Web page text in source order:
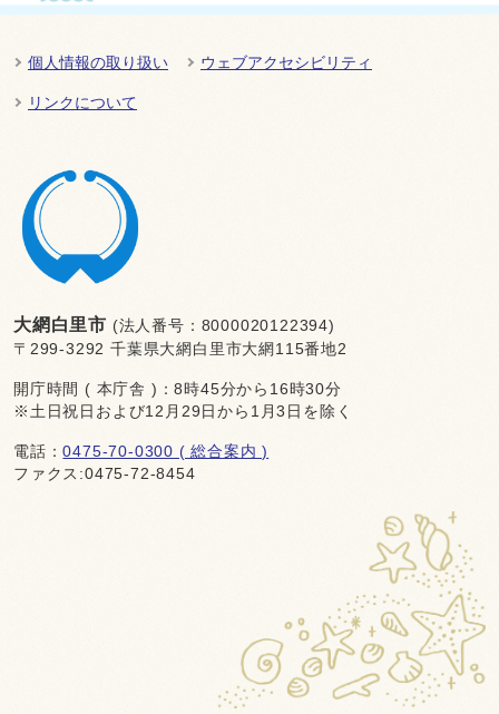
個人情報の取り扱い ウェブアクセシビリティ
リンクについて
大網白里市 (法人番号：8000020122394)
〒299-3292 千葉県大網白里市大網115番地2
開庁時間 ( 本庁舎 )：8時45分から16時30分
※土日祝日および12月29日から1月3日を除く
電話：0475-70-0300 ( 総合案内 )
ファクス:0475-72-8454